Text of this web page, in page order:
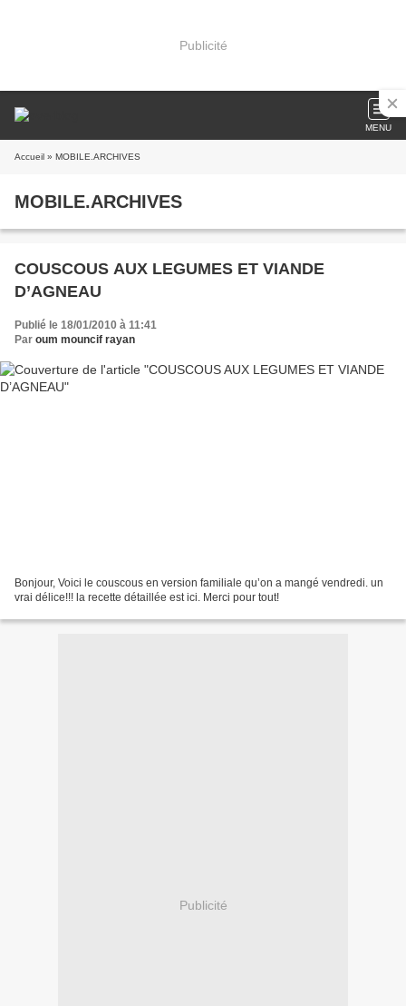
Publicité
MENU
Accueil » MOBILE.ARCHIVES
MOBILE.ARCHIVES
COUSCOUS AUX LEGUMES ET VIANDE
D’AGNEAU
Publié le 18/01/2010 à 11:41
Par oum mouncif rayan
Bonjour, Voici le couscous en version familiale qu’on a mangé vendredi. un
vrai délice!!! la recette détaillée est ici. Merci pour tout!
Publicité